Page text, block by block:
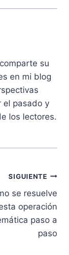
su
en mi blog
el pasado y
los lectores.
SIGUIENTE
se resuelve
operación
paso a
paso